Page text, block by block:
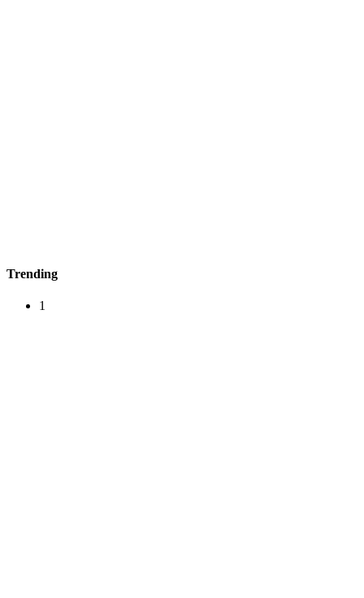
Trending
1